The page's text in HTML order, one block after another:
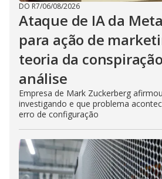
DO R7/06/08/2026
Ataque de IA da
para ação de
teoria da
análise
Empresa de Mark Zuckerberg
investigando e que problema
erro de configuração